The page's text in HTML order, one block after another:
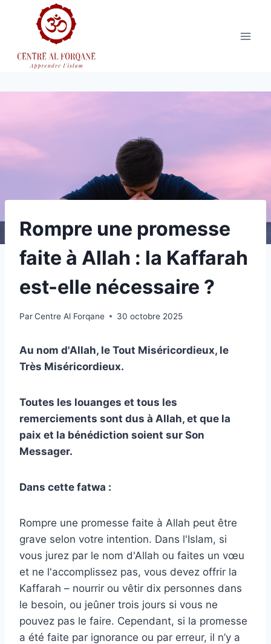
Rompre une promesse
faite à Allah : la Kaffarah
est-elle nécessaire ?
ParCentre Al Forqane 30 octobre 2025
Au nom d'Allah, le Tout Miséricordieux, le
Très Miséricordieux.
Toutes les louanges et tous les
remerciements sont dus à Allah, et que la
paix et la bénédiction soient sur Son
Messager.
Dans cette fatwa :
Rompre une promesse faite à Allah peut être
grave selon votre intention. Dans l'Islam, si
vous jurez par le nom d'Allah ou faites un vœu
et ne l'accomplissez pas, vous devez offrir la
Kaffarah – nourrir ou vêtir dix personnes dans
le besoin, ou jeûner trois jours si vous ne
pouvez pas le faire. Cependant, si la promesse
a été faite par ignorance ou par erreur, il n’y a